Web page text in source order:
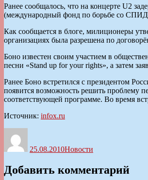
Ранее сообщалось, что на концерте U2
(международный фонд по борьбе со
Как сообщается в блоге, милиционеры
организациях была разрешена по
Боно известен своим участием в
песни «Stand up for your rights», а затем
Ранее Боно встретился с президентом
появится возможность решить проблему
соответствующей программе. Во время
Источник: infox.ru
25.08.2010Новости
Добавить комментарий